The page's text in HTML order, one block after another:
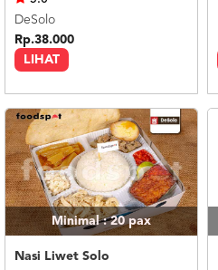
LIHAT
DeSolo
Rp.38.000
Minimal : 20 pax
Nasi Liwet Solo